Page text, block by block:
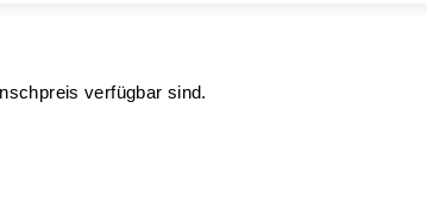
verfügbar sind.